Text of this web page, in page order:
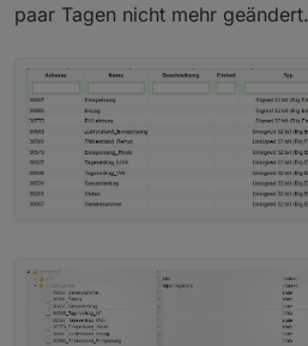
paar Tagen nicht mehr geändert.